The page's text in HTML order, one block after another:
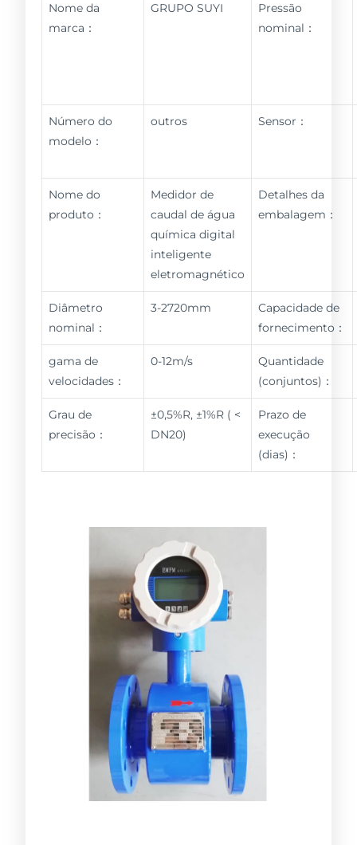
Nome da
marca：
GRUPO SUYI
Pressão
nominal：
Número do
modelo：
outros Sensor：
Nome do
produto：
Medidor de
caudal de água
química digital
inteligente
eletromagnético
Detalhes da
embalagem：
Diâmetro
nominal：
3-2720mm
Capacidade de
fornecimento：
gama de
velocidades：
0-12m/s
Quantidade
(conjuntos)：
Grau de
precisão：
±0,5%R, ±1%R ( <
DN20)
Prazo de
execução
(dias)：